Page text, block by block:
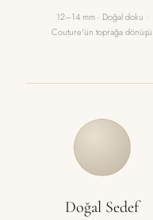
12–14 mm · Doğal doku ·
Couture'ün toprağa dönüşü
Doğal Sedef